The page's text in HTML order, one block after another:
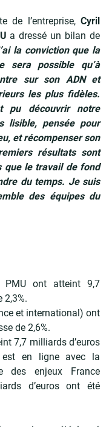
de l’entreprise, Cyril
a dressé un bilan de
la conviction que la
sera possible qu’à
sur son ADN et
les plus fidèles.
pu découvrir notre
lisible, pensée pour
et récompenser son
résultats sont
que le travail de fond
du temps. Je suis
des équipes du
ont atteint 9,7
2,3%.
et international) ont
de 2,6%.
7,7 milliards d’euros
en ligne avec la
des enjeux France
d’euros ont été